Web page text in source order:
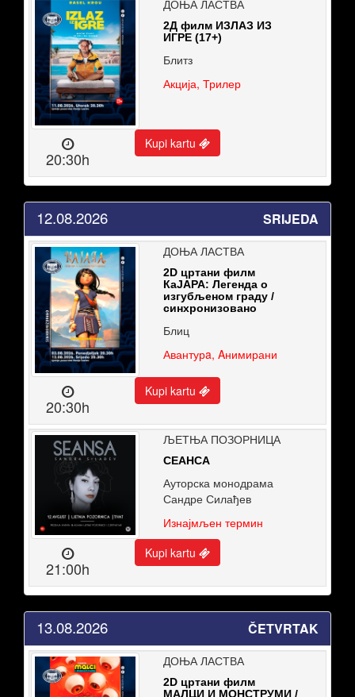
ДОЊА ЛАСТВА
2Д филм ИЗЛАЗ ИЗ
ИГРЕ (17+)
Блитз
Акција, Трилер
20:30h
Kupi kartu
12.08.2026 SRIJEDA
ДОЊА ЛАСТВА
2D цртани филм
КaЈАРА: Легенда о
изгубљеном граду /
синхронизовано
Блиц
Авантурa, Aнимирани
20:30h
Kupi kartu
ЉЕТЊА ПОЗОРНИЦА
СЕАНСА
Ауторска монодрама
Сандре Силађев
Изнајмљен термин
21:00h
Kupi kartu
13.08.2026 ČETVRTAK
ДОЊА ЛАСТВА
2D цртани филм
МАЛЦИ И МОНСТРУМИ /